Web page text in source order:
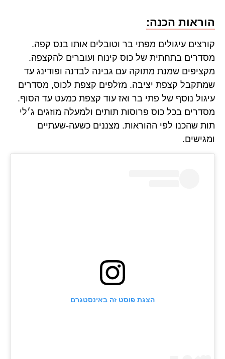
הוראות הכנה:
קורצים עיגולים מפתי בר וטובלים אותו בנס קפה.
מסדרים בתחתית של כוס קינוח ועוברים להקצפה.
מקציפים שמנת מתוקה עם גבינה לבדנה ופודינג עד
שמתקבל קצפת יציבה. מזלפים קצפת לכוס, מסדרים
עיגול נוסף של פתי בר ואז עוד קצפת כמעט עד הסוף.
מסדרים בכל כוס פרוסות תותים ולמעלה מוזגים ג׳לי
תות שהכנו לפי ההוראות. מצננים כשעה-שעתיים
ומגישים.
הצגת פוסט זה באינסטגרם